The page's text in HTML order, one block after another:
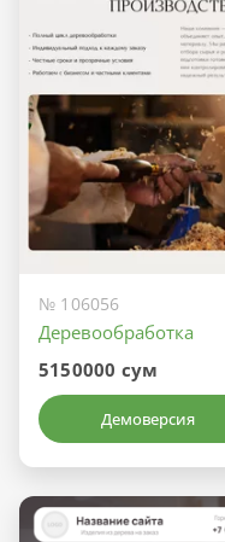
№ 106056
Деревообработка
5150000 сум
Демоверсия